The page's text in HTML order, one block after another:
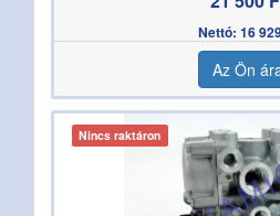
Nettó: 16
Az Ön
Nincs raktáron